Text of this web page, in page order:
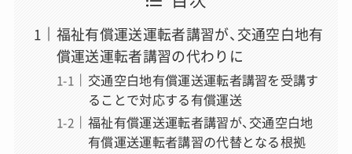
福祉有償運送運転者講習が、交通空白地有
償運送運転者講習の代わりに
交通空白地有償運送運転者講習を受講す
ることで対応する有償運送
福祉有償運送運転者講習が、交通空白地
有償運送運転者講習の代替となる根拠